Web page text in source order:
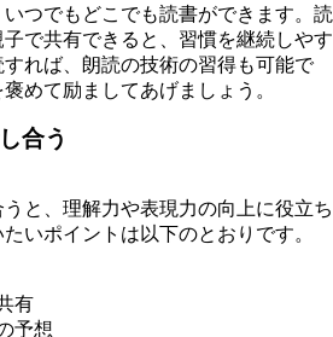
つでもどこでも読書ができます。読
で共有できると、習慣を継続しやす
れば、朗読の技術の習得も可能で
めて励ましてあげましょう。
合う
と、理解力や表現力の向上に役立ち
いポイントは以下のとおりです。
有
予想